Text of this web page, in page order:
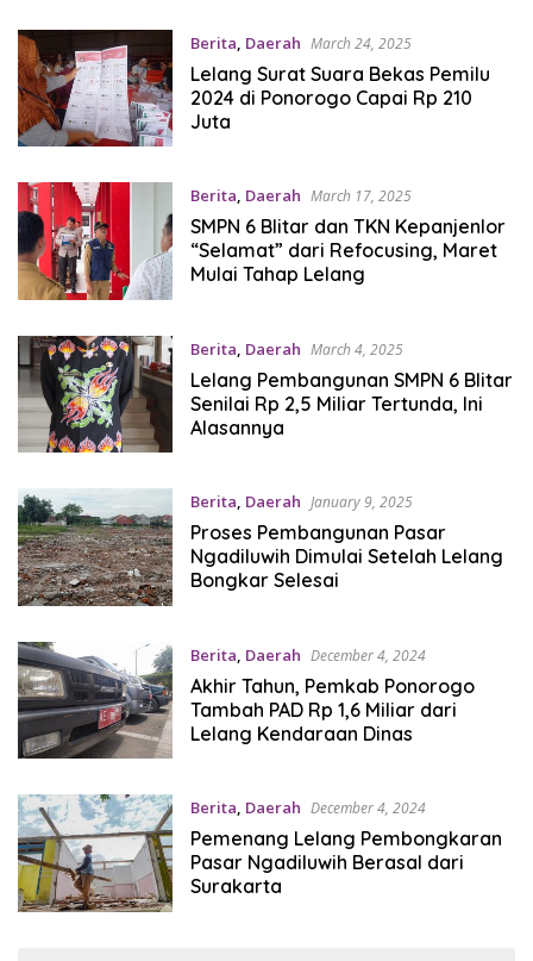
Berita, Daerah March 24, 2025
Lelang Surat Suara Bekas Pemilu
2024 di Ponorogo Capai Rp 210
Juta
Berita, Daerah March 17, 2025
SMPN 6 Blitar dan TKN Kepanjenlor
“Selamat” dari Refocusing, Maret
Mulai Tahap Lelang
Berita, Daerah March 4, 2025
Lelang Pembangunan SMPN 6 Blitar
Senilai Rp 2,5 Miliar Tertunda, Ini
Alasannya
Berita, Daerah January 9, 2025
Proses Pembangunan Pasar
Ngadiluwih Dimulai Setelah Lelang
Bongkar Selesai
Berita, Daerah December 4, 2024
Akhir Tahun, Pemkab Ponorogo
Tambah PAD Rp 1,6 Miliar dari
Lelang Kendaraan Dinas
Berita, Daerah December 4, 2024
Pemenang Lelang Pembongkaran
Pasar Ngadiluwih Berasal dari
Surakarta